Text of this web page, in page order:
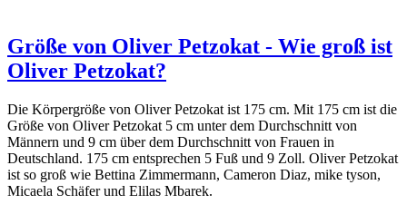
Größe von Oliver Petzokat - Wie groß ist
Oliver Petzokat?
Die Körpergröße von Oliver Petzokat ist 175 cm. Mit 175 cm ist die
Größe von Oliver Petzokat 5 cm unter dem Durchschnitt von
Männern und 9 cm über dem Durchschnitt von Frauen in
Deutschland. 175 cm entsprechen 5 Fuß und 9 Zoll. Oliver Petzokat
ist so groß wie Bettina Zimmermann, Cameron Diaz, mike tyson,
Micaela Schäfer und Elilas Mbarek.